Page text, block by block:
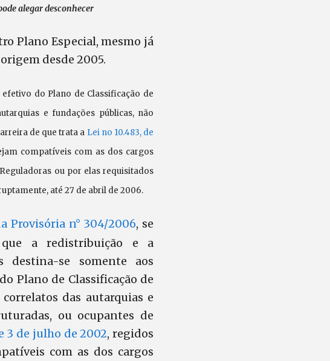
alegar desconhecer
Plano Especial, mesmo já
desde 2005.
do Plano de Classificação de
e fundações públicas, não
de que trata a Lei no 10.483, de
compatíveis com as dos cargos
ou por elas requisitados
até 27 de abril de 2006.
Provisória n° 304/2006, se
que a redistribuição e a
destina-se somente aos
Plano de Classificação de
das autarquias e
ou ocupantes de
3 de julho de 2002, regidos
com as dos cargos